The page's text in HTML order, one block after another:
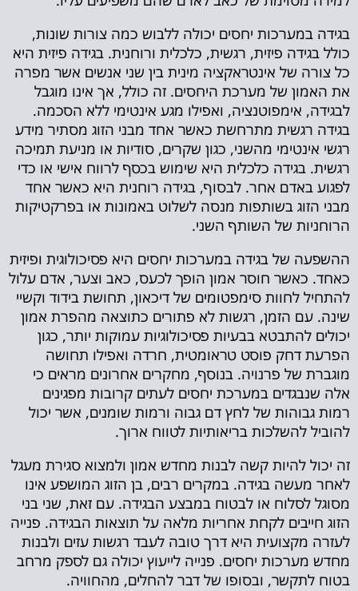
בגידה במערכות יחסים יכולה ללבוש כמה צורות שונות,
כולל בגידה פיזית, רגשית, כלכלית ורוחנית. בגידה פיזית היא
כל צורה של אינטראקציה מינית בין שני אנשים אשר מפרה
את האמון של מערכת היחסים. זה כולל, אך אינו מוגבל
לבגידה, אימפוטנציה, ואפילו מגע אינטימי ללא הסכמה.
בגידה רגשית מתרחשת כאשר אחד מבני הזוג מסתיר מידע
רגשי אינטימי מהשני, כגון שקרים, סודיות או מניעת תמיכה
רגשית. בגידה כלכלית היא שימוש בכסף לרווח אישי או כדי
לפגוע באדם אחר. לבסוף, בגידה רוחנית היא כאשר אחד
מבני הזוג בשותפות מנסה לשלוט באמונות או בפרקטיקות
הרוחניות של השותף השני.
ההשפעה של בגידה במערכות יחסים היא פסיכולוגית ופיזית
כאחד. כאשר חוסר אמון הופך לכעס, כאב וצער, אדם עלול
להתחיל לחוות סימפטומים של דיכאון, תחושת בידוד וקשיי
שינה. עם הזמן, רגשות לא פתורים כתוצאה מהפרת אמון
יכולים להתבטא בבעיות פסיכולוגיות עמוקות יותר, כגון
הפרעת דחק פוסט טראומטית, חרדה ואפילו תחושה
מוגברת של פרנויה. בנוסף, מחקרים אחרונים מראים כי
אלה שנבגדים במערכת יחסים לעתים קרובות מפגינים
רמות גבוהות של לחץ דם גבוה ורמות שומנים, אשר יכול
להוביל להשלכות בריאותיות לטווח ארוך.
זה יכול להיות קשה לבנות מחדש אמון ולמצוא סגירת מעגל
לאחר מעשה בגידה. במקרים רבים, בן הזוג המושפע אינו
מסוגל לסלוח או לבטוח במבצע הבגידה. עם זאת, שני בני
הזוג חייבים לקחת אחריות מלאה על תוצאות הבגידה. פנייה
לעזרה מקצועית היא דרך טובה לעבד רגשות עזים ולבנות
מחדש מערכות יחסים. פנייה לייעוץ יכולה גם לספק מרחב
בטוח לתקשר, ובסופו של דבר להחלים, מהחוויה.